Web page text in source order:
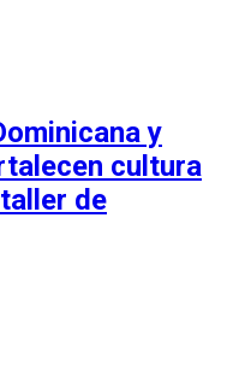
y
cultura
de